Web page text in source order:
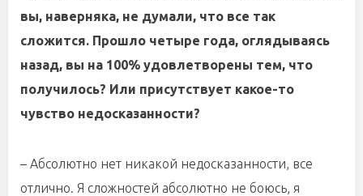
вы, наверняка, не думали, что все так
сложится. Прошло четыре года, оглядываясь
назад, вы на 100% удовлетворены тем, что
получилось? Или присутствует какое-то
чувство недосказанности?
– Абсолютно нет никакой недосказанности, все
отлично. Я сложностей абсолютно не боюсь, я